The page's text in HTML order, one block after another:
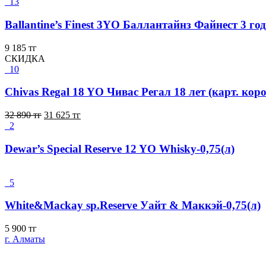
Ballantine’s Finest 3YO Баллантайнз Файнест 3
9 185 тг
СКИДКА
10
Chivas Regal 18 YO Чивас Регал 18 лет (карт.
32 890тг 31 625 тг
2
Dewar’s Special Reserve 12 YO Whisky-0,75(л)
5
White&Mackay sp.Reserve Уайт & Маккэй-0,75(л)
5 900 тг
г. Алматы